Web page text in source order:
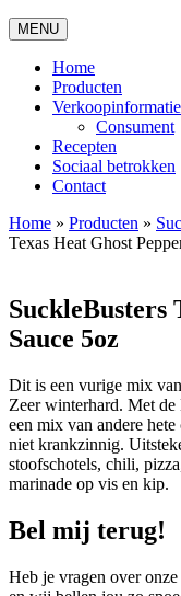
MENU
Home
Producten
Verkoopinformatie
Consument
Recepten
Sociaal betrokken
Contact
Home » Producten »
Texas Heat Ghost
SuckleBusters
Sauce 5oz
Dit is een vurige mix
Zeer winterhard. Met de
een mix van andere
niet krankzinnig.
stoofschotels, chili,
marinade op vis en kip.
Bel mij terug!
Heb je vragen over